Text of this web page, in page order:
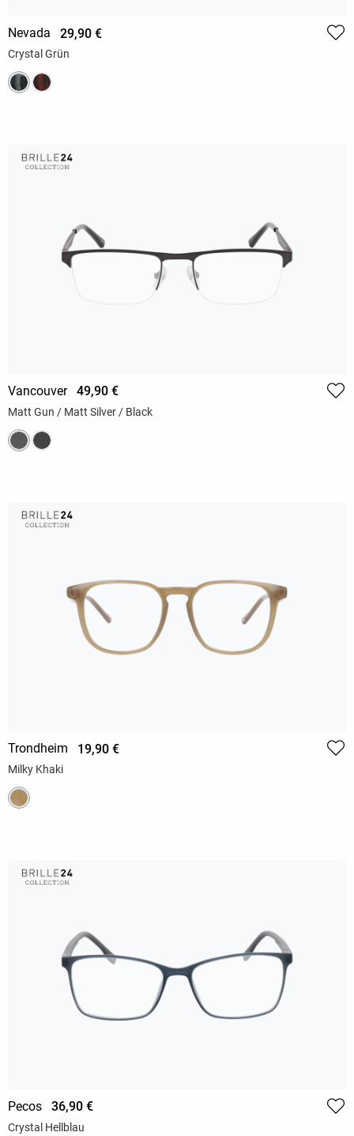
Nevada 29,90 €
Crystal Grün
Vancouver 49,90 €
Matt Gun / Matt Silver / Black
Trondheim 19,90 €
Milky Khaki
Pecos 36,90 €
Crystal Hellblau